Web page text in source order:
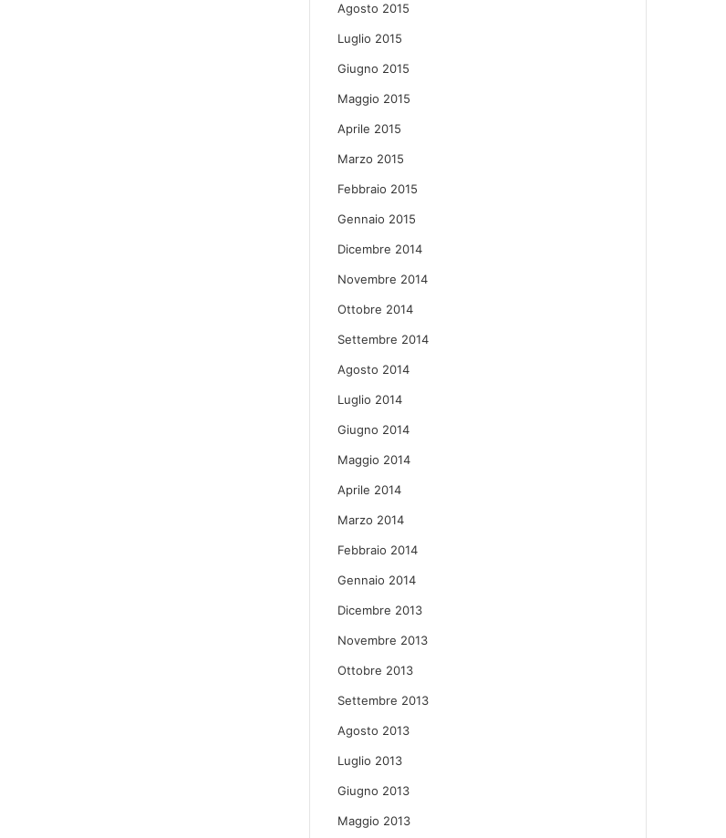
Agosto 2015
Luglio 2015
Giugno 2015
Maggio 2015
Aprile 2015
Marzo 2015
Febbraio 2015
Gennaio 2015
Dicembre 2014
Novembre 2014
Ottobre 2014
Settembre 2014
Agosto 2014
Luglio 2014
Giugno 2014
Maggio 2014
Aprile 2014
Marzo 2014
Febbraio 2014
Gennaio 2014
Dicembre 2013
Novembre 2013
Ottobre 2013
Settembre 2013
Agosto 2013
Luglio 2013
Giugno 2013
Maggio 2013